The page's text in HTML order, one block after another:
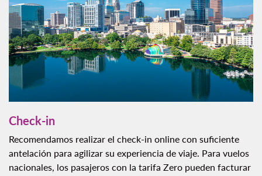
Check-in
Recomendamos realizar el check-in online con suficiente
antelación para agilizar su experiencia de viaje. Para vuelos
nacionales, los pasajeros con la tarifa Zero pueden facturar